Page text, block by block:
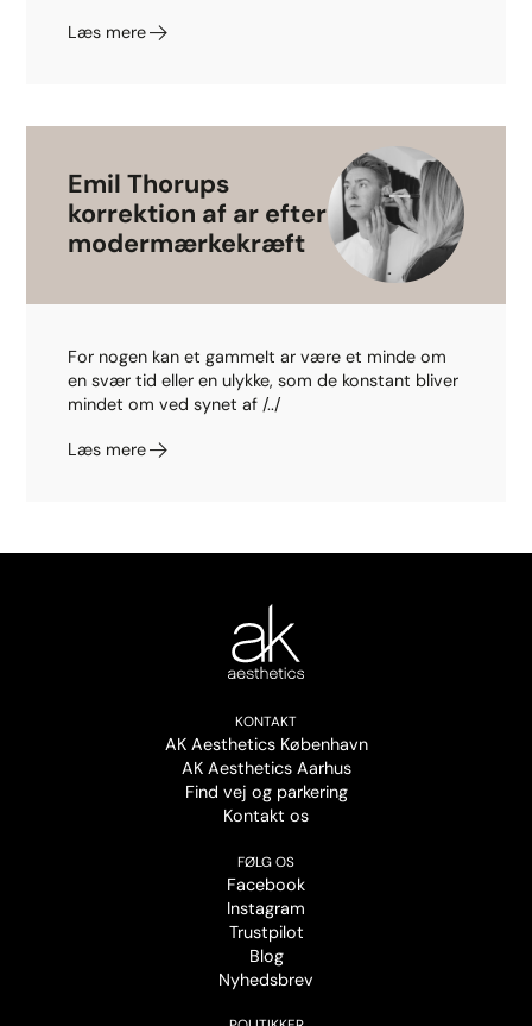
Læs mere
Emil Thorups
korrektion af ar efter
modermærkekræft
For nogen kan et gammelt ar være et minde om
en svær tid eller en ulykke, som de konstant bliver
mindet om ved synet af /../
Læs mere
KONTAKT
AK Aesthetics København
AK Aesthetics Aarhus
Find vej og parkering
Kontakt os
FØLG OS
Facebook
Instagram
Trustpilot
Blog
Nyhedsbrev